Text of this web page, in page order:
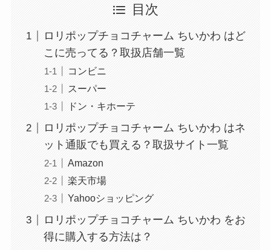
目次
ロリポップチョコチャーム ちいかわ はど
こに売ってる？取扱店舗一覧
コンビニ
スーパー
ドン・キホーテ
ロリポップチョコチャーム ちいかわ はネ
ット通販でも買える？取扱サイト一覧
Amazon
楽天市場
Yahooショッピング
ロリポップチョコチャーム ちいかわ をお
得に購入する方法は？